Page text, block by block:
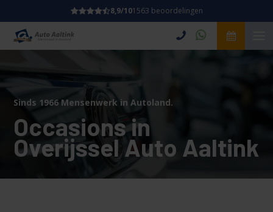
8,9/101563 beoordelingen
Sinds 1966 Mensenwerk in Autoland.
Occasions in
Overijssel Auto Aaltink